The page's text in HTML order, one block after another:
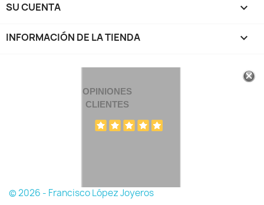
SU CUENTA 
INFORMACIÓN DE LA TIENDA keyboard_arrow_down
OPINIONES
CLIENTES
© 2026 - Francisco López Joyeros